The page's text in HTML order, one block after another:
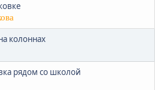
колоннах
рядом со школой